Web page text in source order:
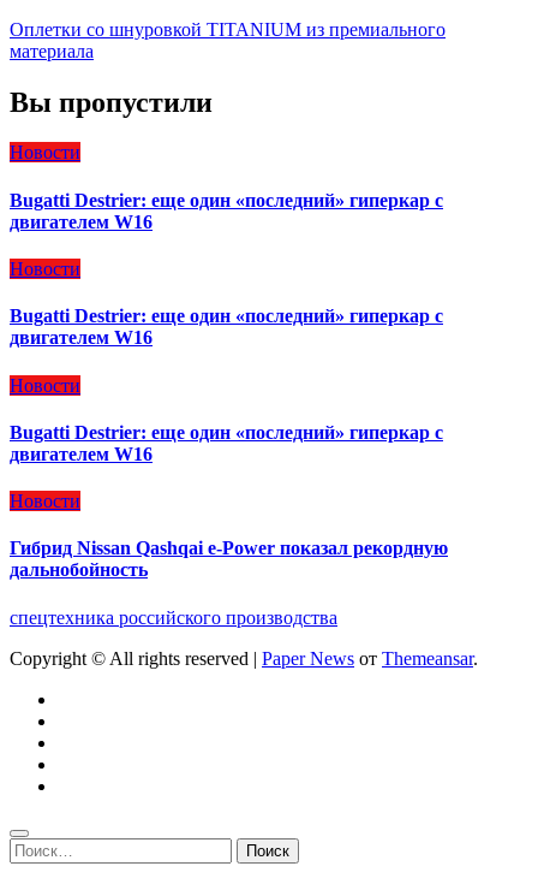
Оплетки со шнуровкой TITANIUM из премиального
материала
Вы пропустили
Новости
Bugatti Destrier: еще один «последний» гиперкар с
двигателем W16
Новости
Bugatti Destrier: еще один «последний» гиперкар с
двигателем W16
Новости
Bugatti Destrier: еще один «последний» гиперкар с
двигателем W16
Новости
Гибрид Nissan Qashqai e-Power показал рекордную
дальнобойность
спецтехника российского производства
Copyright © All rights reserved | Paper News от Themeansar.
Найти: